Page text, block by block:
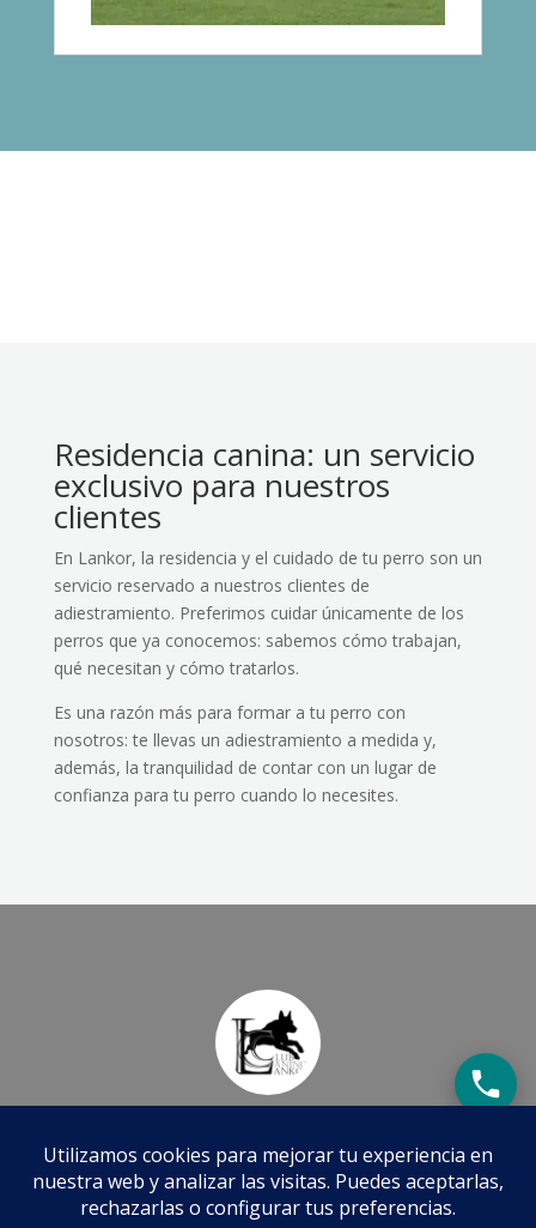
Residencia canina: un servicio
exclusivo para nuestros
clientes
En Lankor, la residencia y el cuidado de tu perro son un
servicio reservado a nuestros clientes de
adiestramiento. Preferimos cuidar únicamente de los
perros que ya conocemos: sabemos cómo trabajan,
qué necesitan y cómo tratarlos.
Es una razón más para formar a tu perro con
nosotros: te llevas un adiestramiento a medida y,
además, la tranquilidad de contar con un lugar de
confianza para tu perro cuando lo necesites.
Tel.:+34 659 879 068
N.I.F.: E-95153409